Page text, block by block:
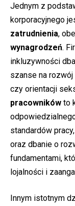
Jednym z
korporacyjnego
zatrudnienia,
wynagrodzeń.
inkluzywności
szanse na rozwój
czy orientacji
pracowników to
standardów
oraz dbanie o
fundamentami,
lojalności i
Innym istotnym